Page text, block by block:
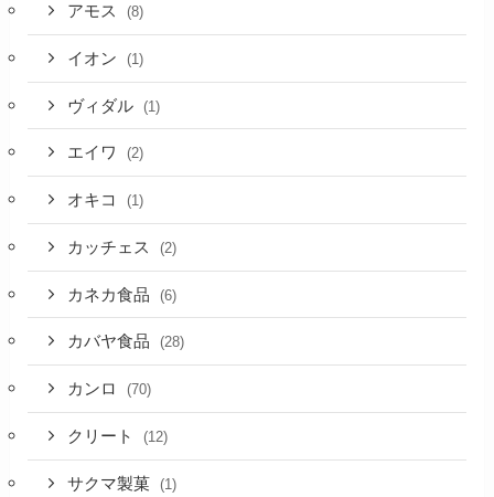
アモス (8)
イオン (1)
ヴィダル (1)
エイワ (2)
オキコ (1)
カッチェス (2)
カネカ食品 (6)
カバヤ食品 (28)
カンロ (70)
クリート (12)
サクマ製菓 (1)